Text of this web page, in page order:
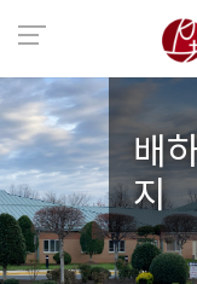
배
지